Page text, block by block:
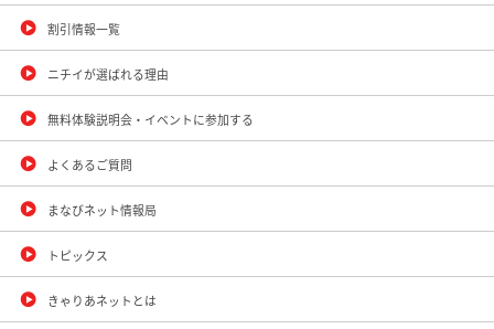
割引情報一覧
ニチイが選ばれる理由
無料体験説明会・イベントに参加する
よくあるご質問
まなびネット情報局
トピックス
きゃりあネットとは